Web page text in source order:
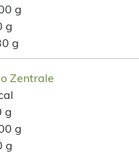
g
g
g
Zentrale
g
g
g